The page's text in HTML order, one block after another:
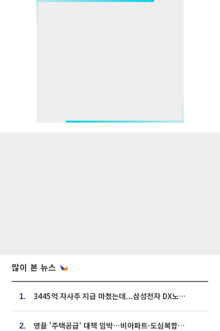
많이 본 뉴스
1. 3445억 자사주 지급 마쳤는데...삼성전자 DX노조, 뒤늦은 '떼쓰기 집회'
2. 영끌 '주택공급' 대책 임박⋯비아파트·도심복합까지 총동원